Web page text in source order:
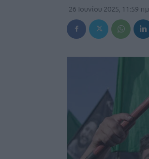
26 Ιουνίου 2025, 11:59 πμ